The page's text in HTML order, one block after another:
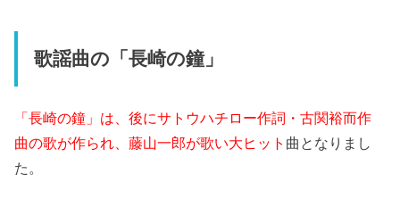
歌謡曲の「長崎の鐘」
「長崎の鐘」は、後にサトウハチロー作詞・古関裕而作
曲の歌が作られ、藤山一郎が歌い大ヒット 曲となりまし
た。